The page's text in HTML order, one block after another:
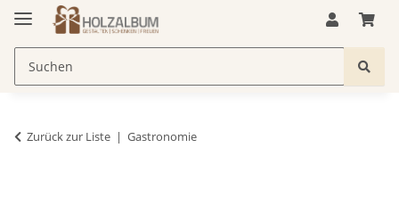
Zurück zur Liste Gastronomie